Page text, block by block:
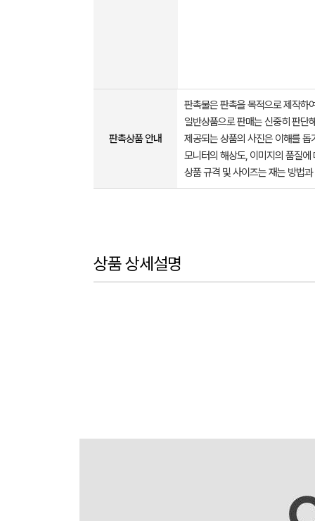
판촉상품 안내
판촉물은 판촉을 목적으로 제작하
일반상품으로 판매는 신중히 판단
제공되는 상품의 사진은 이해를
모니터의 해상도, 이미지의 품질
상품 규격 및 사이즈는 재는 방법
상품 상세설명